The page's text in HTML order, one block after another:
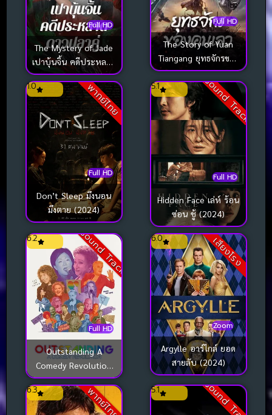
Full HD
The Mystery of Jade
เปาบุ้นจิ้น คดีประหลาด
ดาวปลาคู่ (2024)
Full HD
The Story of Yuan
Tiangang ยุทธจักรของ
คนเลว (2024)
พากย์ไทย
Full HD
1.0
Don’t Sleep มึงนอน
มึงตาย (2024)
Sound Track
Full HD
5.1
Hidden Face เล่ห์ ร้อน
ซ่อน ชู้ (2024)
Sound Track
Full HD
6.2
Outstanding A
Comedy Revolution
ปฏิวัติคอมเมดี้ (2024)
เสียงโรง
Zoom
6.0
Argylle อาร์ไกล์ ยอด
สายลับ (2024)
พากย์ไทย
6.3 Sound Track
5.1